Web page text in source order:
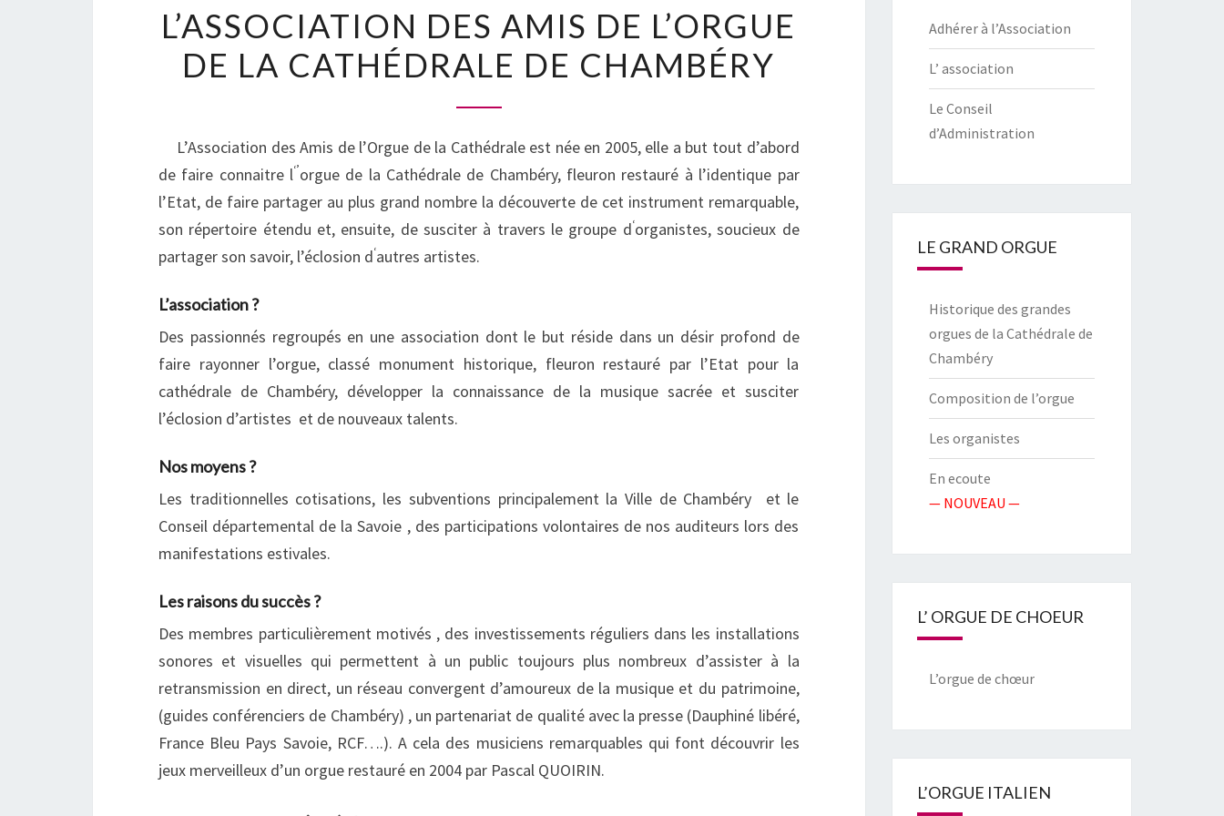
LE
SITE
DE
AMIS
DE
L’ORGUE
DE
LA
CHAMBÉRY
L’ASSOCIATION DES AMIS DE L’ORGUE
DE LA CATHÉDRALE DE CHAMBÉRY
L’Association des Amis de l’Orgue de la Cathédrale est née en 2005, elle a but tout d’abord
de faire connaitre l‘’orgue de la Cathédrale de Chambéry, fleuron restauré à l’identique par
l’Etat, de faire partager au plus grand nombre la découverte de cet instrument remarquable,
son répertoire étendu et, ensuite, de susciter à travers le groupe d‘organistes, soucieux de
partager son savoir, l’éclosion d‘autres artistes.
L’association ?
Des passionnés regroupés en une association dont le but réside dans un désir profond de
faire rayonner l’orgue, classé monument historique, fleuron restauré par l’Etat pour la
cathédrale de Chambéry, développer la connaissance de la musique sacrée et susciter
l’éclosion d’artistes et de nouveaux talents.
Nos moyens ?
Les traditionnelles cotisations, les subventions principalement la Ville de Chambéry et le
Conseil départemental de la Savoie , des participations volontaires de nos auditeurs lors des
manifestations estivales.
Les raisons du succès ?
Des membres particulièrement motivés , des investissements réguliers dans les installations
sonores et visuelles qui permettent à un public toujours plus nombreux d’assister à la
retransmission en direct, un réseau convergent d’amoureux de la musique et du patrimoine,
(guides conférenciers de Chambéry) , un partenariat de qualité avec la presse (Dauphiné libéré,
France Bleu Pays Savoie, RCF….). A cela des musiciens remarquables qui font découvrir les
jeux merveilleux d’un orgue restauré en 2004 par Pascal QUOIRIN.
Adhérer à l’Association
L’ association
Le Conseil
d’Administration
LE GRAND ORGUE
Historique des grandes
orgues de la Cathédrale de
Chambéry
Composition de l’orgue
Les organistes
En ecoute
— NOUVEAU —
L’ ORGUE DE CHOEUR
L’orgue de chœur
L’ORGUE ITALIEN